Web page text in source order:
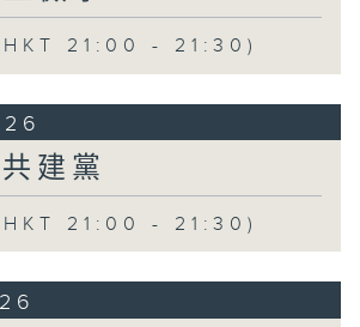
21:00 - 21:30)
建黨
21:00 - 21:30)